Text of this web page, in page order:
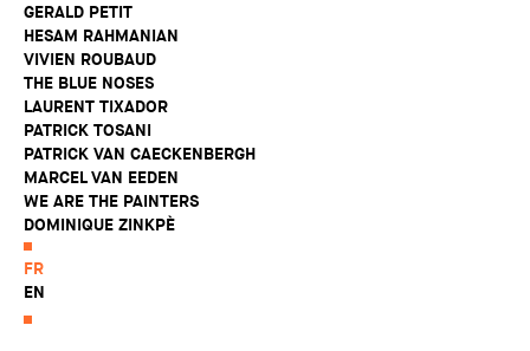
GERALD PETIT
HESAM RAHMANIAN
VIVIEN ROUBAUD
THE BLUE NOSES
LAURENT TIXADOR
PATRICK TOSANI
PATRICK VAN CAECKENBERGH
MARCEL VAN EEDEN
WE ARE THE PAINTERS
DOMINIQUE ZINKPÈ
FR
EN